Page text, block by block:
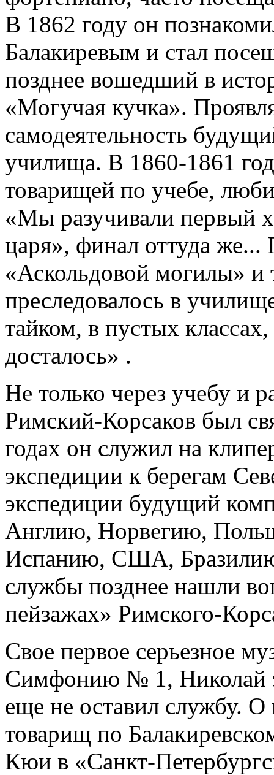
В 1862 году он
Балакиревым и стал
позднее вошедший в
«Могучая кучка».
самодеятельность
училища. В 1860-1861
товарищей по учебе,
«Мы разучивали первый
царя», финал оттуда
«Аскольдовой могилы» и
преследовалось в
тайком, в пустых
досталось» .
Не только через учебу и
Римский-Корсаков был
годах он служил на
экспедиции к берегам
экспедиции будущий
Англию, Норвегию,
Испанию, США,
службы позднее нашли
пейзажах» Римского-
Свое первое серьезное
Симфонию № 1, Николай
еще не оставил службу.
товарищ по
Кюи в «Санкт-